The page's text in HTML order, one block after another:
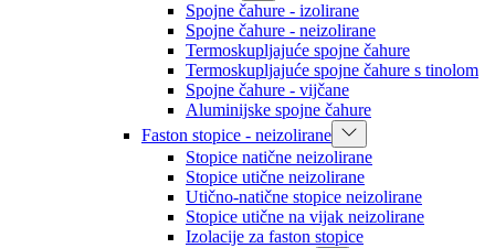
Spojne čahure - izolirane
Spojne čahure - neizolirane
Termoskupljajuće spojne čahure
Termoskupljajuće spojne čahure s tinolom
Spojne čahure - vijčane
Aluminijske spojne čahure
Faston stopice - neizolirane
Stopice natične neizolirane
Stopice utične neizolirane
Utično-natične stopice neizolirane
Stopice utične na vijak neizolirane
Izolacije za faston stopice